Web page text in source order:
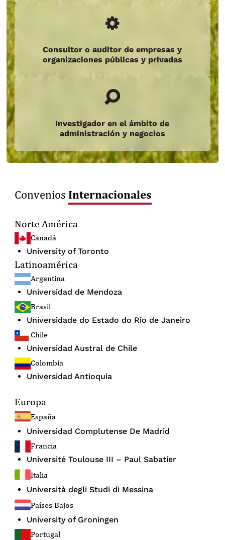
Consultor o auditor de empresas y
organizaciones públicas y privadas
Investigador en el ámbito de
administración y negocios
Convenios Internacionales
Norte América
Canadá
University of Toronto
Latinoamérica
Argentina
Universidad de Mendoza
Brasil
Universidade do Estado do Rio de Janeiro
Chile
Universidad Austral de Chile
Colombia
Universidad Antioquia
Europa
España
Universidad Complutense De Madrid
Francia
Université Toulouse III – Paul Sabatier
Italia
Università degli Studi di Messina
Países Bajos
University of Groningen
Portugal